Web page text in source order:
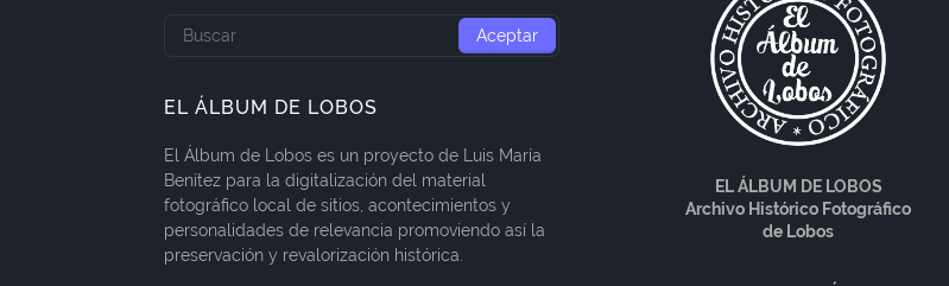
EL ÁLBUM DE LOBOS
El Álbum de Lobos es un proyecto de Luis María
Benítez para la digitalización del material
fotográfico local de sitios, acontecimientos y
personalidades de relevancia promoviendo así la
preservación y revalorización histórica.
EL ÁLBUM DE LOBOS
Archivo Histórico Fotográfico
de Lobos